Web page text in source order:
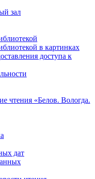
зал
в картинках
доступа к
чтения «Белов. Вологда.
дат